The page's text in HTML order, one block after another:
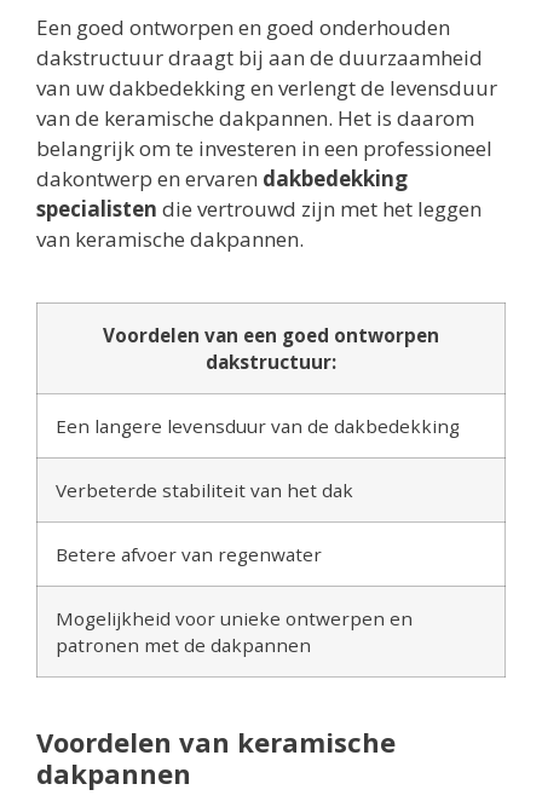
Een goed ontworpen en goed onderhouden
dakstructuur draagt bij aan de duurzaamheid
van uw dakbedekking en verlengt de levensduur
van de keramische dakpannen. Het is daarom
belangrijk om te investeren in een professioneel
dakontwerp en ervaren dakbedekking
specialisten die vertrouwd zijn met het leggen
van keramische dakpannen.
Voordelen van een goed ontworpen
dakstructuur:
Een langere levensduur van de dakbedekking
Verbeterde stabiliteit van het dak
Betere afvoer van regenwater
Mogelijkheid voor unieke ontwerpen en
patronen met de dakpannen
Voordelen van keramische
dakpannen